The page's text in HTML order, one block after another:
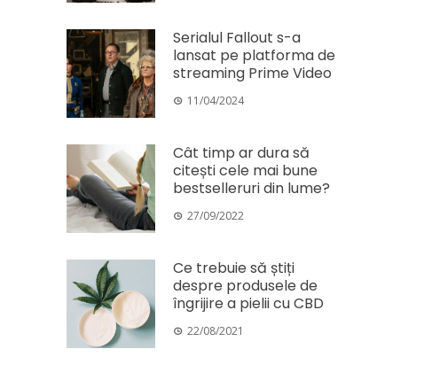
Serialul Fallout s-a
lansat pe platforma de
streaming Prime Video
11/04/2024
Cât timp ar dura să
citești cele mai bune
bestselleruri din lume?
27/09/2022
Ce trebuie să știți
despre produsele de
îngrijire a pielii cu CBD
22/08/2021